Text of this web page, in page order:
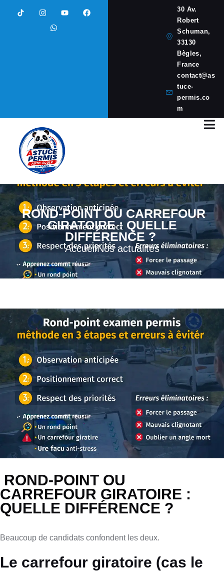
30 Av.
Robert
Schuman,
33130
Bègles,
France
contact@as
tuce-
permis.co
m
ROND-POINT OU CARREFOUR
GIRATOIRE : QUELLE
DIFFÉRENCE ?
AccueilNos actualités
ROND-POINT OU
CARREFOUR GIRATOIRE :
QUELLE DIFFÉRENCE ?
Beaucoup de candidats confondent les deux.
Le carrefour giratoire (cas le